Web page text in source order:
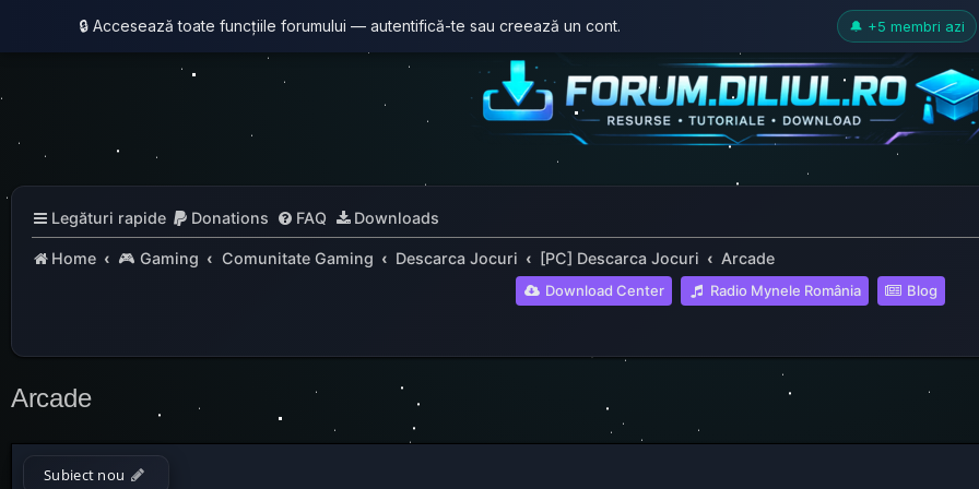
🔒 Accesează toate funcțiile forumului — autentifică-te sau creează un cont. 🔔 +5 membri azi
Legături rapide Donations FAQ Downloads
Home 🎮 Gaming Comunitate Gaming Descarca Jocuri [PC] Descarca Jocuri Arcade
Download Center Radio Mynele România(Opens a new tab)
Blog
Arcade
Subiect nou